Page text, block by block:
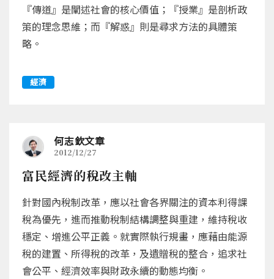
『傳道』是闡述社會的核心價值；『授業』是剖析政
策的理念思維；而『解惑』則是尋求方法的具體策
略。
經濟
何志欽文章
2012/12/27
富民經濟的稅改主軸
針對國內稅制改革，應以社會各界關注的資本利得課
稅為優先，進而推動稅制結構調整與重建，維持稅收
穩定、增進公平正義。就實際執行規畫，應藉由能源
稅的建置、所得稅的改革，及遺贈稅的整合，追求社
會公平、經濟效率與財政永續的動態均衡。